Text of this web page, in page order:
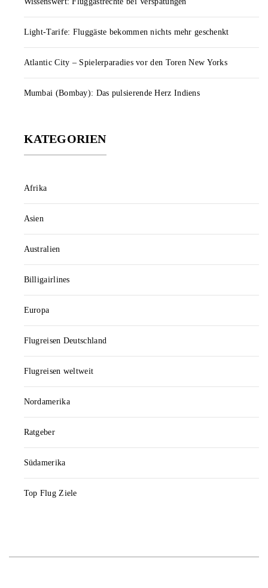
Light-Tarife: Fluggäste bekommen nichts mehr geschenkt
Atlantic City – Spielerparadies vor den Toren New Yorks
Mumbai (Bombay): Das pulsierende Herz Indiens
KATEGORIEN
Afrika
Asien
Australien
Billigairlines
Europa
Flugreisen Deutschland
Flugreisen weltweit
Nordamerika
Ratgeber
Südamerika
Top Flug Ziele